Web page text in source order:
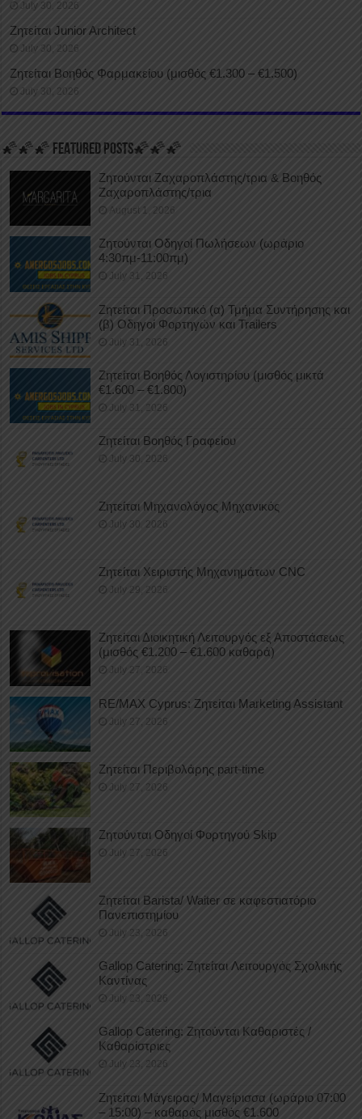
July 30, 2026
Ζητείται Junior Architect
July 30, 2026
Ζητείται Βοηθός Φαρμακείου (μισθός €1.300 – €1.500)
July 30, 2026
🌠🌠🌠 FEATURED POSTS🌠🌠🌠
Ζητούνται Ζαχαροπλάστης/τρια & Βοηθός
Ζαχαροπλάστης/τρια
August 1, 2026
Ζητούνται Οδηγοί Πωλήσεων (ωράριο
4:30πμ-11:00πμ)
July 31, 2026
Ζητείται Προσωπικό (α) Τμήμα Συντήρησης και
(β) Οδηγοί Φορτηγών και Trailers
July 31, 2026
Ζητείται Βοηθός Λογιστηρίου (μισθός μικτά
€1.600 – €1.800)
July 31, 2026
Ζητείται Βοηθός Γραφείου
July 30, 2026
Ζητείται Μηχανολόγος Μηχανικός
July 30, 2026
Ζητείται Χειριστής Μηχανημάτων CNC
July 29, 2026
Ζητείται Διοικητική Λειτουργός εξ Αποστάσεως
(μισθός €1.200 – €1.600 καθαρά)
July 27, 2026
RE/MAX Cyprus: Ζητείται Marketing Assistant
July 27, 2026
Ζητείται Περιβολάρης part-time
July 27, 2026
Ζητούνται Οδηγοί Φορτηγού Skip
July 27, 2026
Ζητείται Barista/ Waiter σε καφεστιατόριο
Πανεπιστημίου
July 23, 2026
Gallop Catering: Ζητείται Λειτουργός Σχολικής
Καντίνας
July 23, 2026
Gallop Catering: Ζητούνται Καθαριστές /
Καθαρίστριες
July 23, 2026
Ζητείται Μάγειρας/ Μαγείρισσα (ωράριο 07:00
– 15:00) – καθαρός μισθός €1.600